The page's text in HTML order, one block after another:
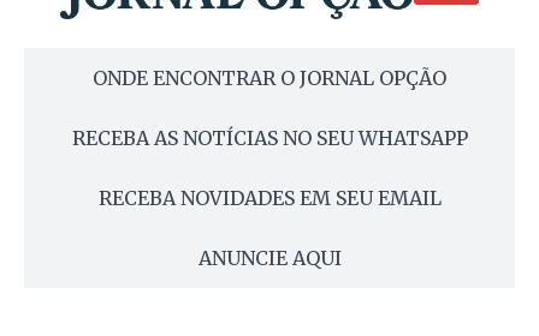
ONDE ENCONTRAR O JORNAL OPÇÃO
RECEBA AS NOTÍCIAS NO SEU WHATSAPP
RECEBA NOVIDADES EM SEU EMAIL
ANUNCIE AQUI